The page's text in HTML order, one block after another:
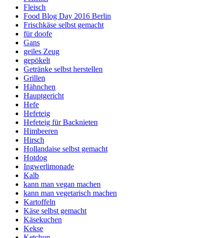
Fleisch
Food Blog Day 2016 Berlin
Frischkäse selbst gemacht
für doofe
Gans
geiles Zeug
gepökelt
Getränke selbst herstellen
Grillen
Hähnchen
Hauptgericht
Hefe
Hefeteig
Hefeteig für Backnieten
Himbeeren
Hirsch
Hollandaise selbst gemacht
Hotdog
Ingwerlimonade
Kalb
kann man vegan machen
kann man vegetarisch machen
Kartoffeln
Käse selbst gemacht
Käsekuchen
Kekse